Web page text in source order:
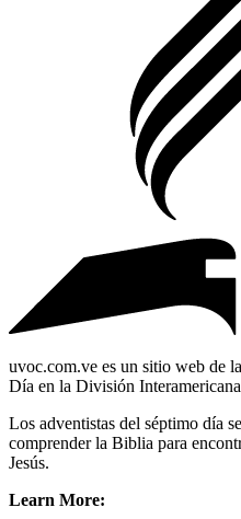
uvoc.com.ve es un sitio web de
Día en la División
Los adventistas del séptimo día
comprender la Biblia para
Jesús.
Learn More: